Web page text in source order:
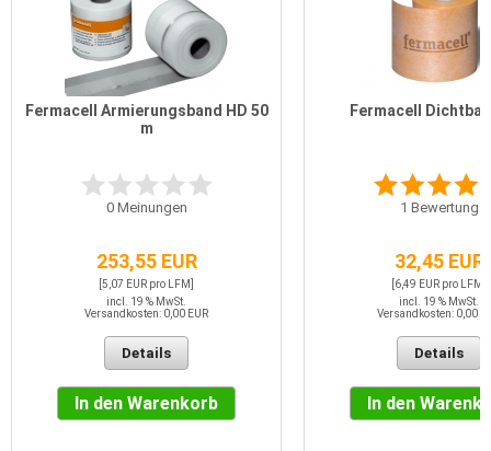
Fermacell Armierungsband HD 50
m
0Meinungen
253,55 EUR
[5,07 EUR pro LFM]
incl. 19 % MwSt.
Versandkosten: 0,00 EUR
Details
In den Warenkorb
Fermacell
1 Bewertung
32,45 EUR
[6,49 EUR pro LFM]
incl. 19 % MwSt.
Versandkosten: 0,00
Details
In den